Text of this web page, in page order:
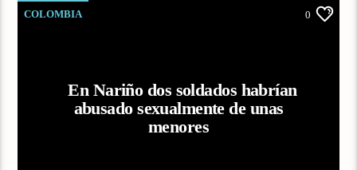
COLOMBIA 0
En Nariño dos soldados habrían
abusado sexualmente de unas
menores